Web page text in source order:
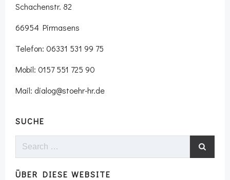
Schachenstr. 82
66954 Pirmasens
Telefon: 06331 531 99 75
Mobil: 0157 551 725 90
Mail: dialog@stoehr-hr.de
SUCHE
Search
ÜBER DIESE WEBSITE